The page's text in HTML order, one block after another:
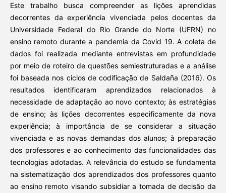
Este trabalho busca compreender as lições aprendidas
decorrentes da experiência vivenciada pelos docentes da
Universidade Federal do Rio Grande do Norte (UFRN) no
ensino remoto durante a pandemia da Covid 19. A coleta de
dados foi realizada mediante entrevistas em profundidade
por meio de roteiro de questões semiestruturadas e a análise
foi baseada nos ciclos de codificação de Saldaña (2016). Os
resultados identificaram aprendizados relacionados à
necessidade de adaptação ao novo contexto; às estratégias
de ensino; às lições decorrentes especificamente da nova
experiência; à importância de se considerar a situação
vivenciada e as novas demandas dos alunos; à preparação
dos professores e ao conhecimento das funcionalidades das
tecnologias adotadas. A relevância do estudo se fundamenta
na sistematização dos aprendizados dos professores quanto
ao ensino remoto visando subsidiar a tomada de decisão da